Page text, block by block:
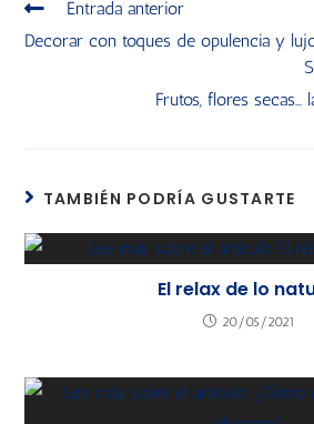
Entrada anterior
Decorar con toques de opulencia y
Frutos, flores secas…
TAMBIÉN PODRÍA GUSTARTE
El relax de lo
20/05/2021